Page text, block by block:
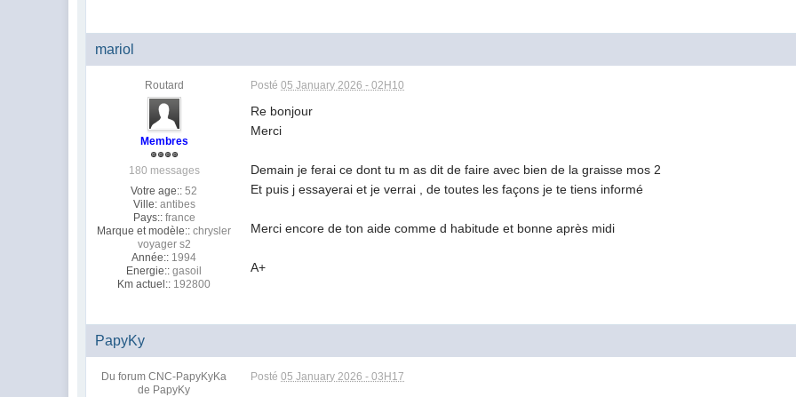
mariol
Routard
Membres
180 messages
Votre age:: 52
Ville: antibes
Pays:: france
Marque et modèle:: chrysler
voyager s2
Année:: 1994
Energie:: gasoil
Km actuel:: 192800
Posté05 January 2026 - 02H10
Re bonjour
Merci
Demain je ferai ce dont tu m as dit de faire avec bien de la graisse mos 2
Et puis j essayerai et je verrai , de toutes les façons je te tiens informé
Merci encore de ton aide comme d habitude et bonne après midi
A+
PapyKy
Du forum CNC-PapyKyKa
de PapyKy
Posté05 January 2026 - 03H17